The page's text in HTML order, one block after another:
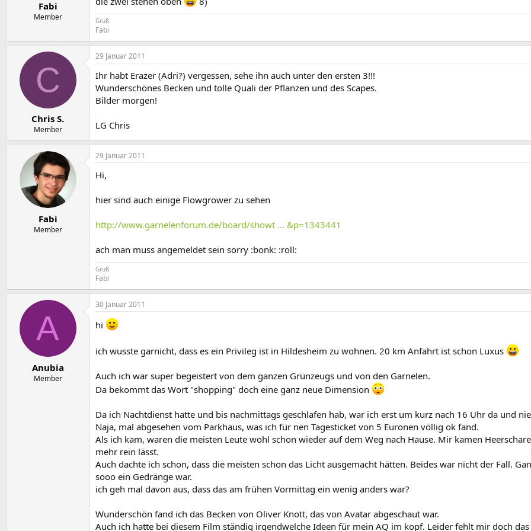
Fabi
Member Gruß
Fabi
C
Chris S.
Member
29 Januar 2011
Ihr habt Erazer (Adri?) vergessen, sehe ihn auch unter den ersten 3!!!
Wunderschönes Becken und tolle Quali der Pflanzen und des Scapes.
Bilder morgen!
LG Chris
Fabi
Member
29 Januar 2011
Hi,
hier sind auch einige Flowgrower zu sehen
http://www.garnelenforum.de/board/showt ... &p=1343441
ach man muss angemeldet sein sorry :bonk: :roll:
Gruß
Fabi
A
Anubia
Member
30 Januar 2011
hi
ich wusste garnicht, dass es ein Privileg ist in Hildesheim zu wohnen. 20 km Anfahrt ist schon Luxus
Auch ich war super begeistert von dem ganzen Grünzeugs und von den Garnelen.
Da bekommt das Wort "shopping" doch eine ganz neue Dimension
Da ich Nachtdienst hatte und bis nachmittags geschlafen hab, war ich erst um kurz nach 16 Uhr da und
Naja, mal abgesehen vom Parkhaus, was ich für nen Tagesticket von 5 Euronen völlig ok fand.
Als ich kam, waren die meisten Leute wohl schon wieder auf dem Weg nach Hause. Mir kamen
mehr rein lässt.
Auch dachte ich schon, dass die meisten schon das Licht ausgemacht hätten. Beides war nicht der Fall.
sooo ein Gedränge war.
ich geh mal davon aus, dass das am frühen Vormittag ein wenig anders war?
Wunderschön fand ich das Becken von Oliver Knott, das von Avatar abgeschaut war.
Auch ich hatte bei diesem Film ständig irgendwelche Ideen für mein AQ im kopf. Leider fehlt mir doch das